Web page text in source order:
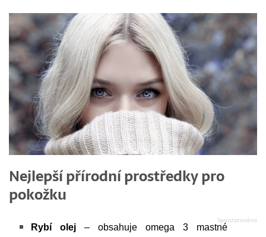
Nejlepší přírodní prostředky pro
pokožku
Rybí olej – obsahuje omega 3 mastné